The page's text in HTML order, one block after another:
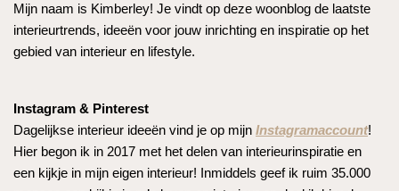
Mijn naam is Kimberley! Je vindt op deze woonblog de laatste
interieurtrends, ideeën voor jouw inrichting en inspiratie op het
gebied van interieur en lifestyle.
Instagram & Pinterest
Dagelijkse interieur ideeën vind je op mijn Instagramaccount!
Hier begon ik in 2017 met het delen van interieurinspiratie en
een kijkje in mijn eigen interieur! Inmiddels geef ik ruim 35.000